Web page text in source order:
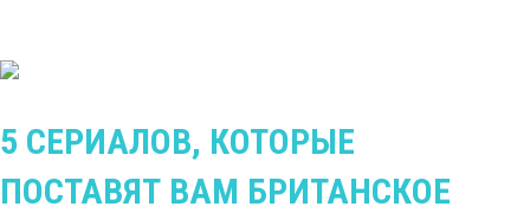
5 СЕРИАЛОВ, КОТОРЫЕ
ПОСТАВЯТ ВАМ БРИТАНСКОЕ